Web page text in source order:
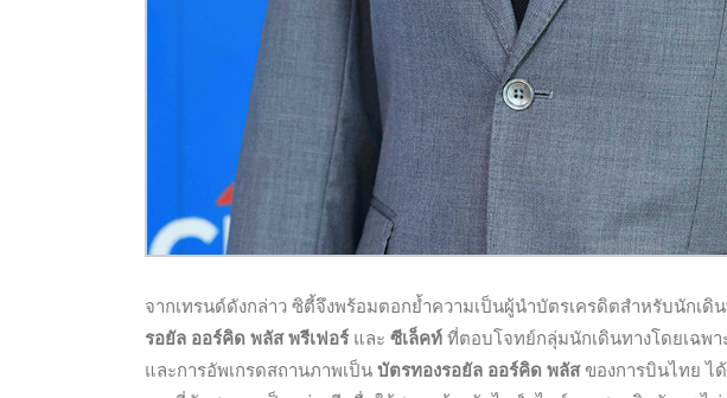
จากเทรนด์ดังกล่าว ซิตี้จึงพร้อมตอกย้ำความเป็นผู้นำบัตรเครดิตสำหรับนักเดิ
รอยัล ออร์คิด พลัส พรีเฟอร์และ ซีเล็คท์ ที่ตอบโจทย์กลุ่มนักเดินทางโดยเฉพ
และการอัพเกรดสถานภาพเป็น บัตรทองรอยัล ออร์คิด พลัสของการบินไทย ไ